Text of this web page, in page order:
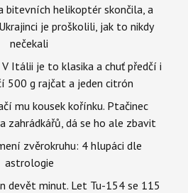
bitevních helikoptér skončila, a
je proškolili, jak to nikdy
nečekali
Itálii je to klasika a chuť předčí i
500 g rajčat a jeden citrón
mu kousek kořínku. Ptačinec
zahrádkářů, dá se ho ale zbavit
zvěrokruhu: 4 hlupáci dle
astrologie
devět minut. Let Tu-154 se 115